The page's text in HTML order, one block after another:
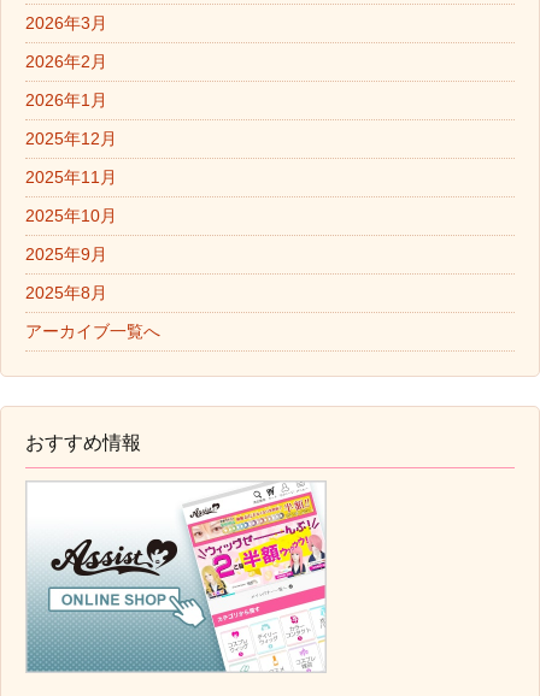
2026年3月
2026年2月
2026年1月
2025年12月
2025年11月
2025年10月
2025年9月
2025年8月
アーカイブ一覧へ
おすすめ情報